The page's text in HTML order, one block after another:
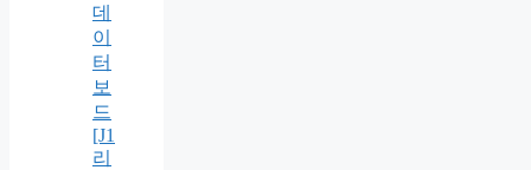
데
이
터
보
드
[J1
리